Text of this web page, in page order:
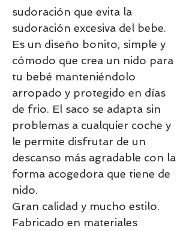
sudoración que evita la
sudoración excesiva del bebe.
Es un diseño bonito, simple y
cómodo que crea un nido para
tu bebé manteniéndolo
arropado y protegido en días
de frio. El saco se adapta sin
problemas a cualquier coche y
le permite disfrutar de un
descanso más agradable con la
forma acogedora que tiene de
nido.
Gran calidad y mucho estilo.
Fabricado en materiales